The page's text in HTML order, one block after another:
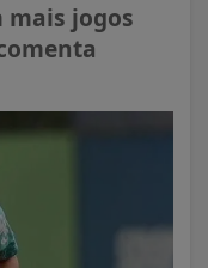
mais jogos